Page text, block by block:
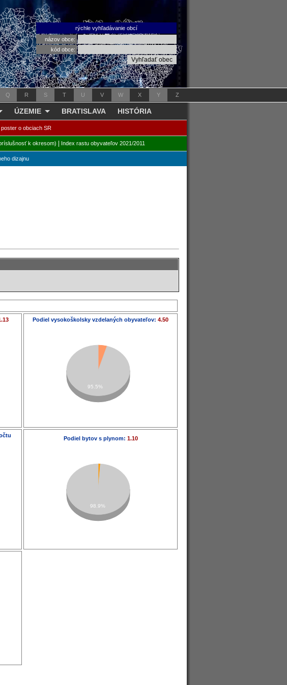
rýchle vyhľadávanie obcí
názov obce:
kód obce:
Q R S T U V W X Y Z
ÚZEMIE BRATISLAVA HISTÓRIA
o obciach SR
k okresom) Index rastu obyvateľov 2021/2011
dizajnu
Podiel vysokoškolsky vzdelaných obyvateľov: 4.50
95.5%
Podiel bytov s plynom: 1.10
98.9%